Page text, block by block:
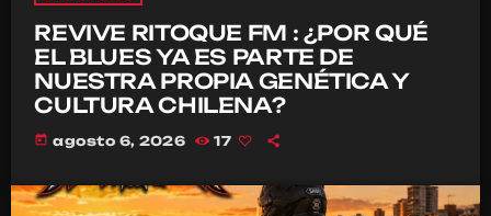
REVIVE RITOQUE FM : ¿POR QUÉ
EL BLUES YA ES PARTE DE
NUESTRA PROPIA GENÉTICA Y
CULTURA CHILENA?
today agosto 6, 2026 17